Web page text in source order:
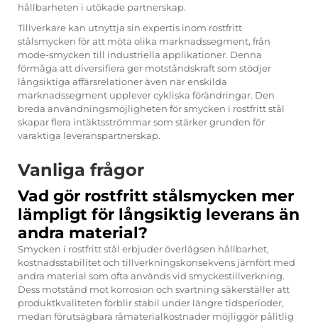
hållbarheten i utökade partnerskap.
Tillverkare kan utnyttja sin expertis inom rostfritt
stålsmycken för att möta olika marknadssegment, från
mode-smycken till industriella applikationer. Denna
förmåga att diversifiera ger motståndskraft som stödjer
långsiktiga affärsrelationer även när enskilda
marknadssegment upplever cykliska förändringar. Den
breda användningsmöjligheten för smycken i rostfritt stål
skapar flera intäktsströmmar som stärker grunden för
varaktiga leveranspartnerskap.
Vanliga frågor
Vad gör rostfritt stålsmycken mer
lämpligt för långsiktig leverans än
andra material?
Smycken i rostfritt stål erbjuder överlägsen hållbarhet,
kostnadsstabilitet och tillverkningskonsekvens jämfört med
andra material som ofta används vid smyckestillverkning.
Dess motstånd mot korrosion och svartning säkerställer att
produktkvaliteten förblir stabil under längre tidsperioder,
medan förutsägbara råmaterialkostnader möjliggör pålitlig